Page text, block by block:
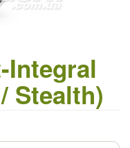
Integral
Stealth)